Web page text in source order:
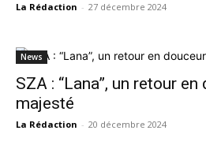
La Rédaction - 27 décembre 2024
News
SZA : “Lana”, un retour
majesté
La Rédaction - 20 décembre 2024